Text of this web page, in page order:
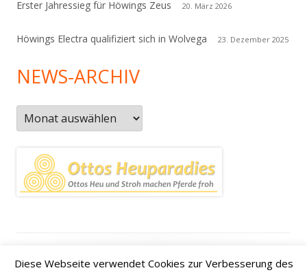
Erster Jahressieg für Höwings Zeus 20. März 2026
Höwings Electra qualifiziert sich in Wolvega 23. Dezember 2025
NEWS-ARCHIV
News-
Archiv
Inhalt
Datenschutzerklärung Kontakt | Impressum
Anfahrt /
Diese Webseite verwendet Cookies zur Verbesserung des